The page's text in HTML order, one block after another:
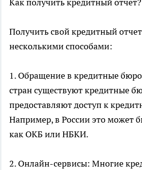
Как получить кредитный отчет?
Получить свой кредитный
несколькими способами:
1. Обращение в кредитные
стран существуют кредитные
предоставляют доступ к
Например, в России это может
как ОКБ или НБКИ.
2. Онлайн-сервисы: Многие